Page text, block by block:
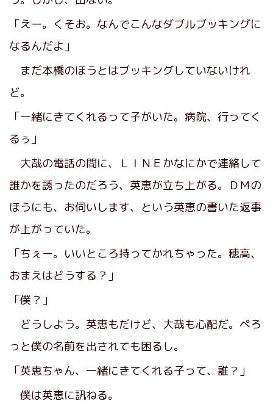
「えー。くそお。なんでこんなダブルブッキングに
なるんだよ」
まだ本橋のほうとはブッキングしていないけれ
ど。
「一緒にきてくれるって子がいた。病院、行ってく
るぅ」
大哉の電話の間に、ＬＩＮＥかなにかで連絡して
誰かを誘ったのだろう、英恵が立ち上がる。ＤＭの
ほうにも、お伺いします、という英恵の書いた返事
が上がっていた。
「ちぇー。いいところ持ってかれちゃった。穂高、
おまえはどうする？」
「僕？」
どうしよう。英恵もだけど、大哉も心配だ。ぺろ
っと僕の名前を出されても困るし。
「英恵ちゃん、一緒にきてくれる子って、誰？」
僕は英恵に訊ねる。